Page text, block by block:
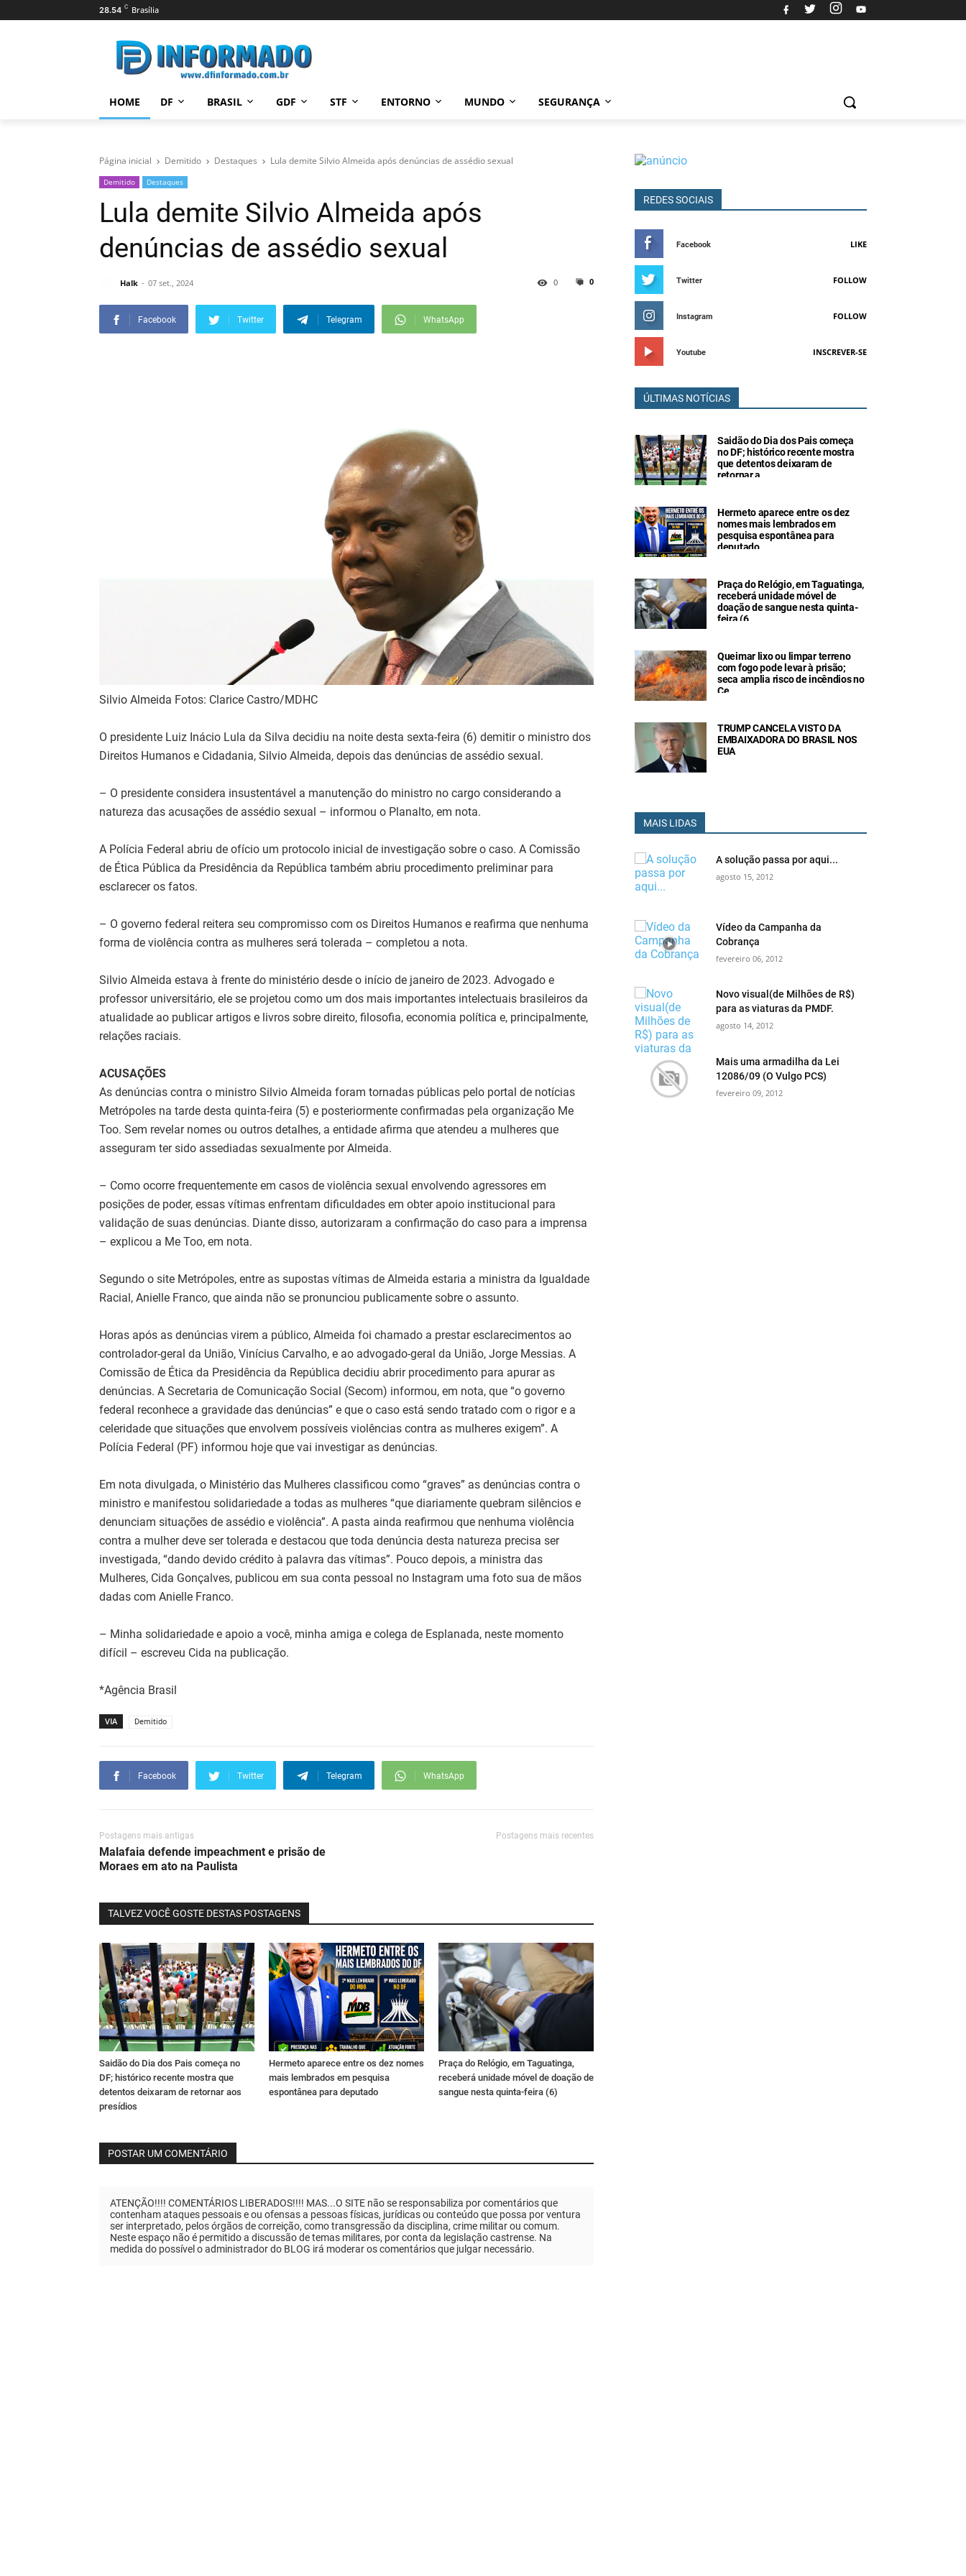
28.54 C Brasília
HOME DF BRASIL GDF STF ENTORNO MUNDO SEGURANÇA
Página inicial Demitido Destaques Lula demite Silvio Almeida após denúncias de assédio sexual
Demitido Destaques
Lula demite Silvio Almeida após
denúncias de assédio sexual
Halk 07 set., 2024 0
0
Facebook Twitter Telegram WhatsApp
Silvio Almeida Fotos: Clarice Castro/MDHC
O presidente Luiz Inácio Lula da Silva decidiu na noite desta sexta-feira (6) demitir o ministro dos
Direitos Humanos e Cidadania, Silvio Almeida, depois das denúncias de assédio sexual.
– O presidente considera insustentável a manutenção do ministro no cargo considerando a
natureza das acusações de assédio sexual – informou o Planalto, em nota.
A Polícia Federal abriu de ofício um protocolo inicial de investigação sobre o caso. A Comissão
de Ética Pública da Presidência da República também abriu procedimento preliminar para
esclarecer os fatos.
– O governo federal reitera seu compromisso com os Direitos Humanos e reafirma que nenhuma
forma de violência contra as mulheres será tolerada – completou a nota.
Silvio Almeida estava à frente do ministério desde o início de janeiro de 2023. Advogado e
professor universitário, ele se projetou como um dos mais importantes intelectuais brasileiros da
atualidade ao publicar artigos e livros sobre direito, filosofia, economia política e, principalmente,
relações raciais.
ACUSAÇÕES
As denúncias contra o ministro Silvio Almeida foram tornadas públicas pelo portal de notícias
Metrópoles na tarde desta quinta-feira (5) e posteriormente confirmadas pela organização Me
Too. Sem revelar nomes ou outros detalhes, a entidade afirma que atendeu a mulheres que
asseguram ter sido assediadas sexualmente por Almeida.
– Como ocorre frequentemente em casos de violência sexual envolvendo agressores em
posições de poder, essas vítimas enfrentam dificuldades em obter apoio institucional para
validação de suas denúncias. Diante disso, autorizaram a confirmação do caso para a imprensa
– explicou a Me Too, em nota.
Segundo o site Metrópoles, entre as supostas vítimas de Almeida estaria a ministra da Igualdade
Racial, Anielle Franco, que ainda não se pronunciou publicamente sobre o assunto.
Horas após as denúncias virem a público, Almeida foi chamado a prestar esclarecimentos ao
controlador-geral da União, Vinícius Carvalho, e ao advogado-geral da União, Jorge Messias. A
Comissão de Ética da Presidência da República decidiu abrir procedimento para apurar as
denúncias. A Secretaria de Comunicação Social (Secom) informou, em nota, que “o governo
federal reconhece a gravidade das denúncias” e que o caso está sendo tratado com o rigor e a
celeridade que situações que envolvem possíveis violências contra as mulheres exigem”. A
Polícia Federal (PF) informou hoje que vai investigar as denúncias.
Em nota divulgada, o Ministério das Mulheres classificou como “graves” as denúncias contra o
ministro e manifestou solidariedade a todas as mulheres “que diariamente quebram silêncios e
denunciam situações de assédio e violência”. A pasta ainda reafirmou que nenhuma violência
contra a mulher deve ser tolerada e destacou que toda denúncia desta natureza precisa ser
investigada, “dando devido crédito à palavra das vítimas”. Pouco depois, a ministra das
Mulheres, Cida Gonçalves, publicou em sua conta pessoal no Instagram uma foto sua de mãos
dadas com Anielle Franco.
– Minha solidariedade e apoio a você, minha amiga e colega de Esplanada, neste momento
difícil – escreveu Cida na publicação.
*Agência Brasil
VIA Demitido
Facebook Twitter Telegram WhatsApp
Postagens mais antigas
Malafaia defende impeachment e prisão de
Moraes em ato na Paulista
Postagens mais recentes
TALVEZ VOCÊ GOSTE DESTAS POSTAGENS
Saidão do Dia dos Pais começa no
DF; histórico recente mostra que
detentos deixaram de retornar aos
presídios
Hermeto aparece entre os dez nomes
mais lembrados em pesquisa
espontânea para deputado
Praça do Relógio, em Taguatinga,
receberá unidade móvel de doação de
sangue nesta quinta-feira (6)
POSTAR UM COMENTÁRIO
ATENÇÃO!!!! COMENTÁRIOS LIBERADOS!!!! MAS...O SITE não se responsabiliza por comentários que
contenham ataques pessoais e ou ofensas a pessoas físicas, jurídicas ou conteúdo que possa por ventura
ser interpretado, pelos órgãos de correição, como transgressão da disciplina, crime militar ou comum.
Neste espaço não é permitido a discussão de temas militares, por conta da legislação castrense. Na
medida do possível o administrador do BLOG irá moderar os comentários que julgar necessário.
REDES SOCIAIS
Facebook LIKE
Twitter FOLLOW
Instagram FOLLOW
Youtube INSCREVER-SE
ÚLTIMAS NOTÍCIAS
Saidão do Dia dos Pais começa
no DF; histórico recente mostra
que detentos deixaram de
retornar a
Hermeto aparece entre os dez
nomes mais lembrados em
pesquisa espontânea para
deputado
Praça do Relógio, em Taguatinga,
receberá unidade móvel de
doação de sangue nesta quinta-
feira (6
Queimar lixo ou limpar terreno
com fogo pode levar à prisão;
seca amplia risco de incêndios no
Ce
TRUMP CANCELA VISTO DA
EMBAIXADORA DO BRASIL NOS
EUA
MAIS LIDAS
A solução passa por aqui...
agosto 15, 2012
Vídeo da Campanha da
Cobrança
fevereiro 06, 2012
Novo visual(de Milhões de R$)
para as viaturas da PMDF.
agosto 14, 2012
Mais uma armadilha da Lei
12086/09 (O Vulgo PCS)
fevereiro 09, 2012